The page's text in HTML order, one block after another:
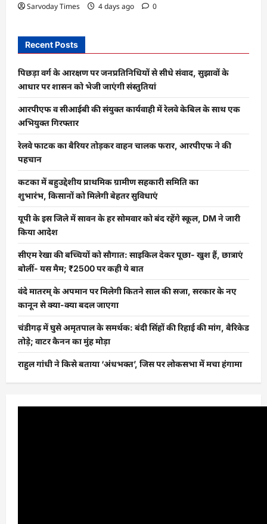
Sarvoday Times 4 days ago 0
Recent Posts
पिछड़ा वर्ग के आरक्षण पर जनप्रतिनिधियों से सीधे संवाद, सुझावों के
आधार पर शासन को भेजी जाएंगी संस्तुतियां
आरपीएफ व सीआईबी की संयुक्त कार्यवाही में रेलवे केबिल के साथ एक
अभियुक्त गिरफ्तार
रेलवे फाटक का बैरियर तोड़कर वाहन चालक फरार, आरपीएफ ने की
पहचान
कटका में बहुउद्देशीय प्राथमिक ग्रामीण सहकारी समिति का
शुभारंभ, किसानों को मिलेगी बेहतर सुविधाएं
यूपी के इस जिले में सावन के हर सोमवार को बंद रहेंगे स्कूल, DM ने जारी
किया आदेश
सीएम रेखा की बच्चियों को सौगात: साइकिल देकर पूछा- खुश हैं, छात्राएं
बोलीं- यस मैम; ₹2500 पर कही ये बात
वंदे मातरम् के अपमान पर मिलेगी कितने साल की सजा, सरकार के नए
कानून से क्या-क्या बदल जाएगा
चंडीगढ़ में घुसे अमृतपाल के समर्थक: बंदी सिंहों की रिहाई की मांग, बैरिकेड
तोड़े; वाटर कैनन का मुंह मोड़ा
राहुल गांधी ने किसे बताया ‘अंधभक्त’, जिस पर लोकसभा में मचा हंगामा